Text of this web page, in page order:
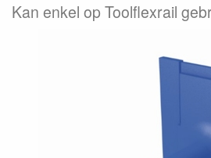
Kan enkel op Toolflexrail